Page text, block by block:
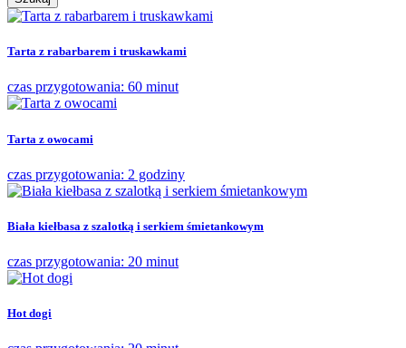
Tarta z rabarbarem i truskawkami
czas przygotowania: 60 minut
Tarta z owocami
czas przygotowania: 2 godziny
Biała kiełbasa z szalotką i serkiem śmietankowym
czas przygotowania: 20 minut
Hot dogi